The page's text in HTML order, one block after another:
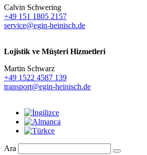
Calvin Schwering
+49 151 1805 2157
service@egin-heinisch.de
Lojistik ve Müşteri Hizmetleri
Martin Schwarz
+49 1522 4587 139
transport@egin-heinisch.de
Ara